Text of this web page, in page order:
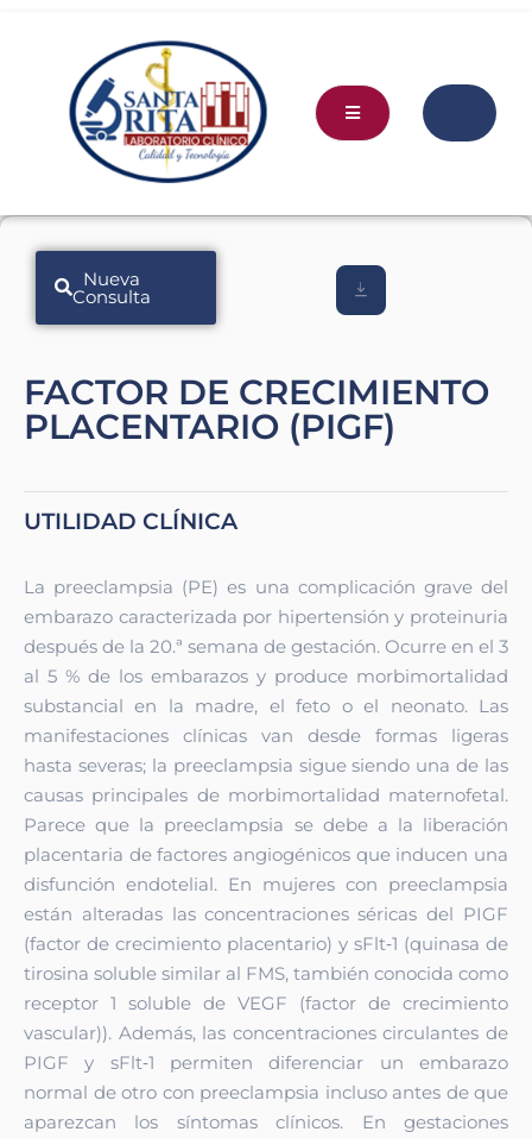
Nueva
Consulta
FACTOR DE CRECIMIENTO
PLACENTARIO (PIGF)
UTILIDAD CLÍNICA
La preeclampsia (PE) es una complicación grave del
embarazo caracterizada por hipertensión y proteinuria
después de la 20.ª semana de gestación. Ocurre en el 3
al 5 % de los embarazos y produce morbimortalidad
substancial en la madre, el feto o el neonato. Las
manifestaciones clínicas van desde formas ligeras
hasta severas; la preeclampsia sigue siendo una de las
causas principales de morbimortalidad maternofetal.
Parece que la preeclampsia se debe a la liberación
placentaria de factores angiogénicos que inducen una
disfunción endotelial. En mujeres con preeclampsia
están alteradas las concentraciones séricas del PIGF
(factor de crecimiento placentario) y sFlt‑1 (quinasa de
tirosina soluble similar al FMS, también conocida como
receptor 1 soluble de VEGF (factor de crecimiento
vascular)). Además, las concentraciones circulantes de
PIGF y sFlt‑1 permiten diferenciar un embarazo
normal de otro con preeclampsia incluso antes de que
aparezcan los síntomas clínicos. En gestaciones